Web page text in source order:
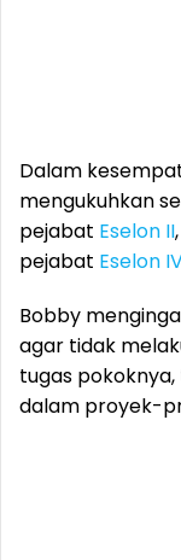
Dalam
mengukuhkan
pejabat Eselon II
pejabat Eselon
Bobby
agar tidak
tugas
dalam proyek-